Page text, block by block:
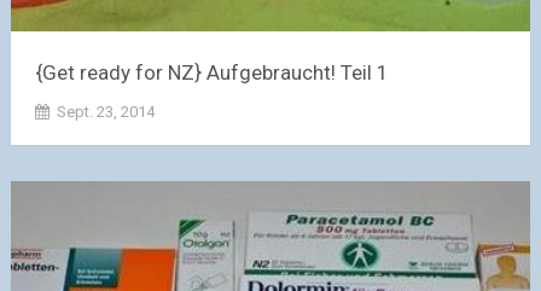
{Get ready for NZ} Aufgebraucht! Teil 1
Sept. 23, 2014